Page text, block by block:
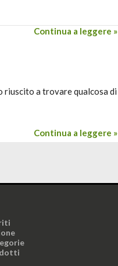
Continua a leggere »
riuscito a trovare qualcosa di
Continua a leggere »